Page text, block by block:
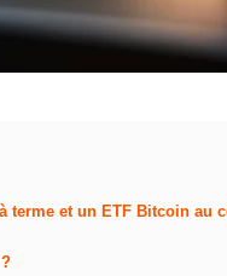
terme et un ETF Bitcoin au